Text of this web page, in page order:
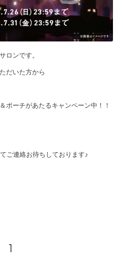
ロンです。
だいた方から
ーチがあたるキャンペーン中！！
ご連絡お待ちしております♪
1